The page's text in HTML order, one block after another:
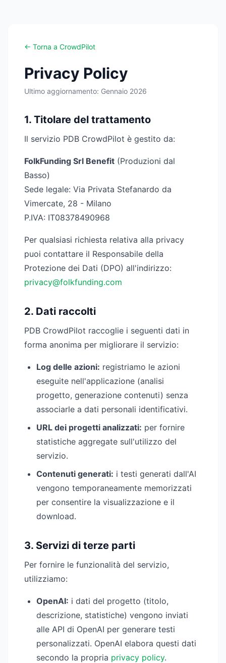
← Torna a CrowdPilot
Privacy Policy
Ultimo aggiornamento: Gennaio 2026
1. Titolare del trattamento
Il servizio PDB CrowdPilot è gestito da:
FolkFunding Srl Benefit (Produzioni dal
Basso)
Sede legale: Via Privata Stefanardo da
Vimercate, 28 - Milano
P.IVA: IT08378490968
Per qualsiasi richiesta relativa alla privacy
puoi contattare il Responsabile della
Protezione dei Dati (DPO) all'indirizzo:
privacy@folkfunding.com
2. Dati raccolti
PDB CrowdPilot raccoglie i seguenti dati in
forma anonima per migliorare il servizio:
Log delle azioni: registriamo le azioni
eseguite nell'applicazione (analisi
progetto, generazione contenuti) senza
associarle a dati personali identificativi.
URL dei progetti analizzati: per fornire
statistiche aggregate sull'utilizzo del
servizio.
Contenuti generati: i testi generati dall'AI
vengono temporaneamente memorizzati
per consentire la visualizzazione e il
download.
3. Servizi di terze parti
Per fornire le funzionalità del servizio,
utilizziamo:
OpenAI: i dati del progetto (titolo,
descrizione, statistiche) vengono inviati
alle API di OpenAI per generare testi
personalizzati. OpenAI elabora questi dati
secondo la propria privacy policy.